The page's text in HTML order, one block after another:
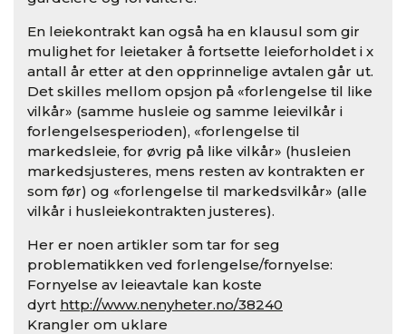
En leiekontrakt kan også ha en klausul som gir
mulighet for leietaker å fortsette leieforholdet i x
antall år etter at den opprinnelige avtalen går ut.
Det skilles mellom opsjon på «forlengelse til like
vilkår» (samme husleie og samme leievilkår i
forlengelsesperioden), «forlengelse til
markedsleie, for øvrig på like vilkår» (husleien
markedsjusteres, mens resten av kontrakten er
som før) og «forlengelse til markedsvilkår» (alle
vilkår i husleiekontrakten justeres).
Her er noen artikler som tar for seg
problematikken ved forlengelse/fornyelse:
Fornyelse av leieavtale kan koste
dyrt http://www.nenyheter.no/38240
Krangler om uklare